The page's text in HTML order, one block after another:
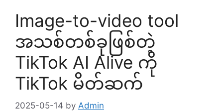
Image-to-video tool
အသစ်တစ်ခုဖြစ်တဲ့
TikTok AI Alive ကို
TikTok မိတ်ဆက်
2025-05-14 by Admin